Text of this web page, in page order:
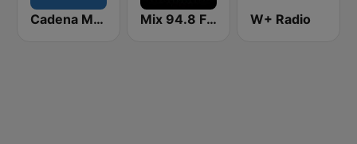
Cadena Melodia 730 AM Mix 94.8 FM Neiva W+ Radio